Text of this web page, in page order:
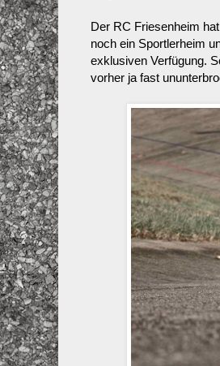
Der RC Friesenheim
noch ein Sportlerheim
exklusiven Verfügung.
vorher ja fast